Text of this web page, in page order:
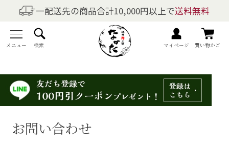
一配送先の商品合計10,000円以上で送料無料
メニュー 検索 マイページ 買い物かご
商品を探す
全商品一覧
梅干しの商品一覧
梅酒の商品一覧
梅製品・その他の商品一覧
お問い合わせ